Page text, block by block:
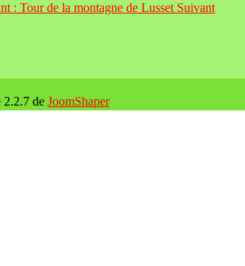
: Tour de la montagne de Lusset Suivant
2.2.7 de JoomShaper